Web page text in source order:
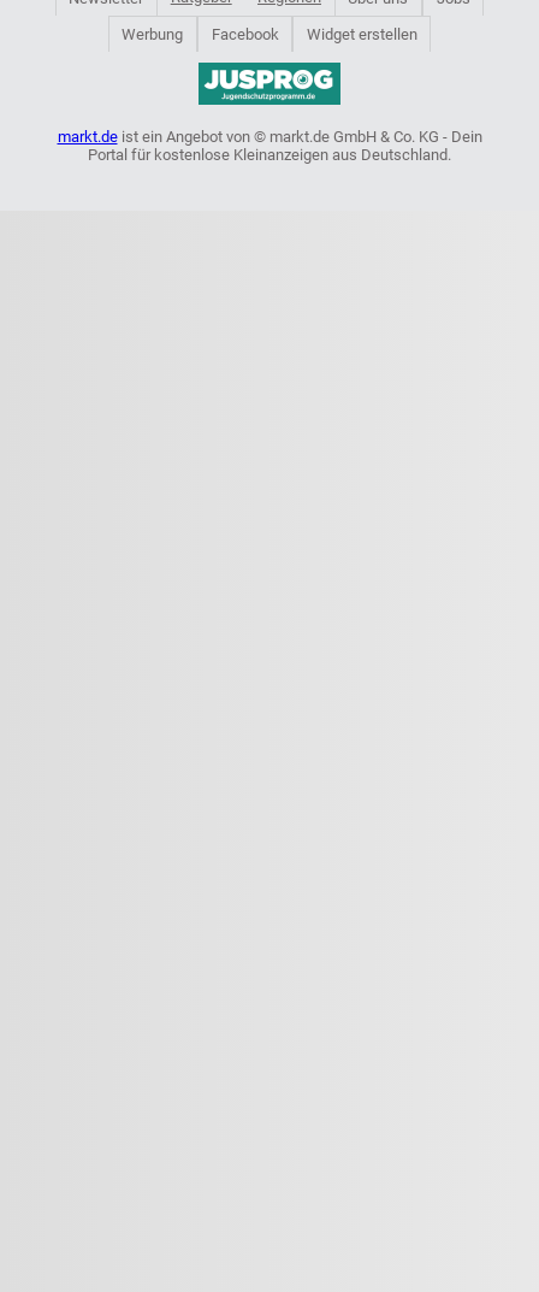
Werbung
Facebook Widget erstellen
markt.deist ein Angebot von © markt.de GmbH & Co. KG - Dein
Portal für kostenlose Kleinanzeigen aus Deutschland.